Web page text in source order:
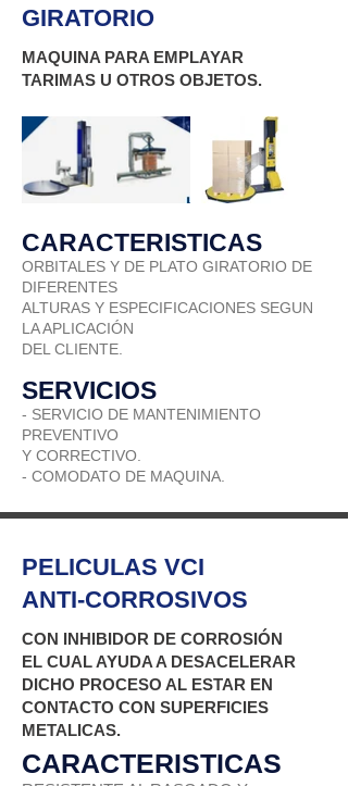
GIRATORIO
MAQUINA PARA EMPLAYAR
TARIMAS U OTROS OBJETOS.
CARACTERISTICAS
ORBITALES Y DE PLATO GIRATORIO DE
DIFERENTES
ALTURAS Y ESPECIFICACIONES SEGUN
LA APLICACIÓN
DEL CLIENTE.
SERVICIOS
- SERVICIO DE MANTENIMIENTO
PREVENTIVO
Y CORRECTIVO.
- COMODATO DE MAQUINA.
PELICULAS VCI
ANTI-CORROSIVOS
CON INHIBIDOR DE CORROSIÓN
EL CUAL AYUDA A DESACELERAR
DICHO PROCESO AL ESTAR EN
CONTACTO CON SUPERFICIES
METALICAS.
CARACTERISTICAS